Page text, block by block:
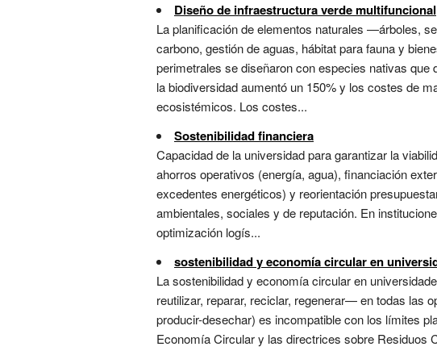
Diseño de infraestructura verde multifuncional
La planificación de elementos naturales —árboles,
carbono, gestión de aguas, hábitat para fauna y
perimetrales se diseñaron con especies nativas
la biodiversidad aumentó un 150% y los costes de
ecosistémicos. Los costes...
Sostenibilidad financiera
Capacidad de la universidad para garantizar la
ahorros operativos (energía, agua), financiación
excedentes energéticos) y reorientación
ambientales, sociales y de reputación. En
optimización logís...
sostenibilidad y economía circular en
La sostenibilidad y economía circular en
reutilizar, reparar, reciclar, regenerar— en todas las
producir-desechar) es incompatible con los límites
Economía Circular y las directrices sobre Residuos